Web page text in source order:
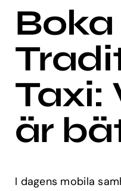
Boka
Taxi:
är
I dagens mobila